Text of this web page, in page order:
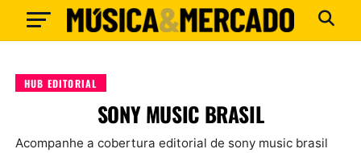
HUB EDITORIAL
SONY MUSIC BRASIL
Acompanhe a cobertura editorial de sony music brasil